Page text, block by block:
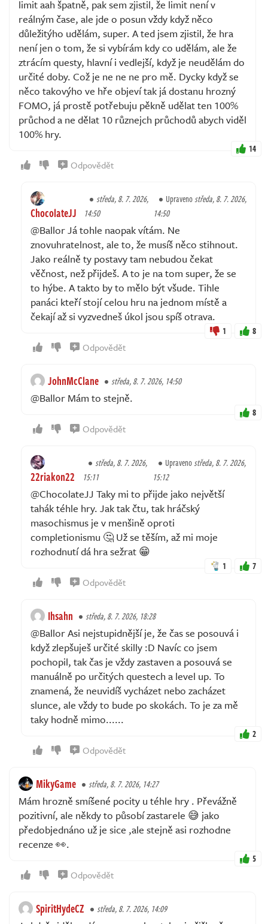
limit aah špatně, pak sem zjistil, že limit není v
reálným čase, ale jde o posun vždy když něco
důležitýho udělám, super. A ted jsem zjistil, že hra
není jen o tom, že si vybírám kdy co udělám, ale že
ztrácím questy, hlavní i vedlejší, když je neudělám do
určité doby. Což je ne ne ne pro mě. Dycky když se
něco takovýho ve hře objeví tak já dostanu hrozný
FOMO, já prostě potřebuju pěkně udělat ten 100%
průchod a ne dělat 10 různejch průchodů abych viděl
100% hry.
14
Odpovědět
ChocolateJJ
středa, 8. 7. 2026,
14:50
Upravenostředa, 8. 7. 2026,
14:50
@Ballor Já tohle naopak vítám. Ne
znovuhratelnost, ale to, že musíš něco stihnout.
Jako reálně ty postavy tam nebudou čekat
věčnost, než přijdeš. A to je na tom super, že se
to hýbe. A takto by to mělo být všude. Tihle
panáci kteří stojí celou hru na jednom místě a
čekají až si vyzvedneš úkol jsou spíš otrava.
1 8
Odpovědět
JohnMcClane středa, 8. 7. 2026, 14:50
@Ballor Mám to stejně.
8
Odpovědět
22riakon22
středa, 8. 7. 2026,
15:11
Upravenostředa, 8. 7. 2026,
15:12
@ChocolateJJ Taky mi to přijde jako největší
tahák téhle hry. Jak tak čtu, tak hráčský
masochismus je v menšině oproti
completionismu 🤔 Už se těším, až mi moje
rozhodnutí dá hra sežrat 😁
1 7
Odpovědět
Ihsahn středa, 8. 7. 2026, 18:28
@Ballor Asi nejstupidnější je, že čas se posouvá i
když zlepšuješ určité skilly :D Navíc co jsem
pochopil, tak čas je vždy zastaven a posouvá se
manuálně po určitých questech a level up. To
znamená, že neuvidíš vycházet nebo zacházet
slunce, ale vždy to bude po skokách. To je za mě
taky hodně mimo......
2
Odpovědět
MikyGame středa, 8. 7. 2026, 14:27
Mám hrozně smíšené pocity u téhle hry . Převážně
pozitivní, ale někdy to působí zastarele 😅 jako
předobjednáno už je sice ,ale stejně asi rozhodne
recenze 👀.
5
Odpovědět
SpiritHydeCZ středa, 8. 7. 2026, 14:09